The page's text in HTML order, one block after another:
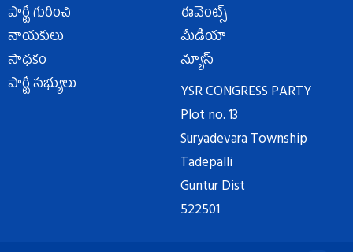
పార్టీ గురించి
నాయకులు
సాధకం
పార్టీ సభ్యులు
ఈవెంట్స్
మీడియా
న్యూస్
YSR CONGRESS PARTY
Plot no. 13
Suryadevara Township
Tadepalli
Guntur Dist
522501